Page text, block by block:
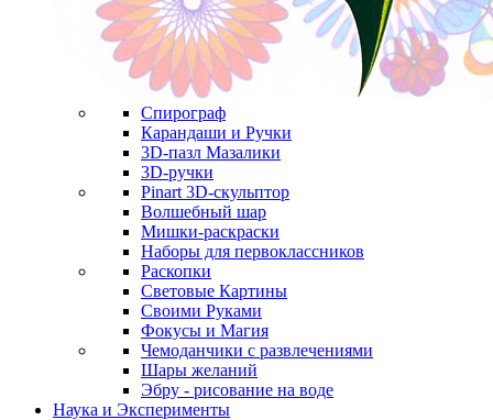
Спирограф
Карандаши и Ручки
3D-пазл Мазалики
3D-ручки
Pinart 3D-скульптор
Волшебный шар
Мишки-раскраски
Наборы для первоклассников
Раскопки
Световые Картины
Своими Руками
Фокусы и Магия
Чемоданчики с развлечениями
Шары желаний
Эбру - рисование на воде
Наука и Эксперименты